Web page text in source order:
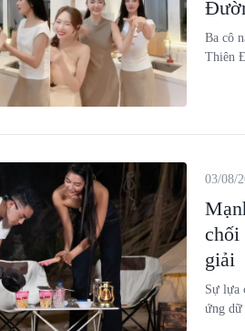
Ba cô
Thiên
chối
giải
03/08/
Sự lựa
ứng